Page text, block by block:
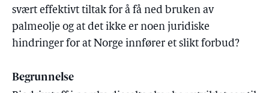
svært effektivt tiltak for å få ned bruken av
palmeolje og at det ikke er noen juridiske
hindringer for at Norge innfører et slikt forbud?
Begrunnelse